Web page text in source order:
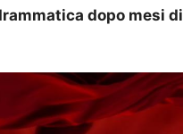
dopo mesi di